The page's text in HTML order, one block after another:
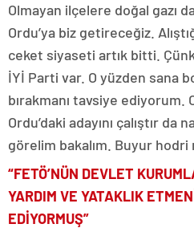
Olmayan ilçelere doğal gazı
Ordu’ya biz getireceğiz.
ceket siyaseti artık bitti.
İYİ Parti var. O yüzden sana
bırakmanı tavsiye
Ordu’daki adayını çalıştır
görelim bakalım. Buyur hodri
“FETÖ’NÜN DEVLET
YARDIM VE YATAKLIK
EDİYORMUŞ”